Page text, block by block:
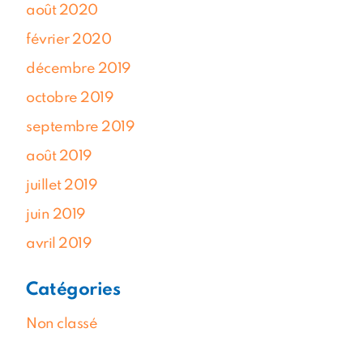
août 2020
février 2020
décembre 2019
octobre 2019
septembre 2019
août 2019
juillet 2019
juin 2019
avril 2019
Catégories
Non classé